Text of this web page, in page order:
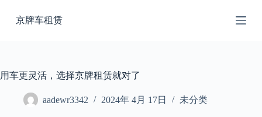
过
京牌车租赁
用车更灵活，选择京牌租赁就对了
aadewr3342 2024年 4月 17日 未分类